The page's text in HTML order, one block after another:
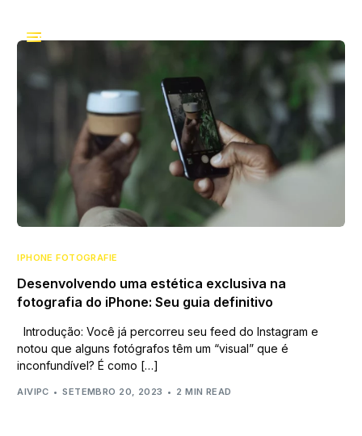
IPHONE FOTOGRAFIE
Desenvolvendo uma estética exclusiva na
fotografia do iPhone: Seu guia definitivo
Introdução: Você já percorreu seu feed do Instagram e
notou que alguns fotógrafos têm um “visual” que é
inconfundível? É como […]
AIVIPC SETEMBRO 20, 2023 2 MIN READ